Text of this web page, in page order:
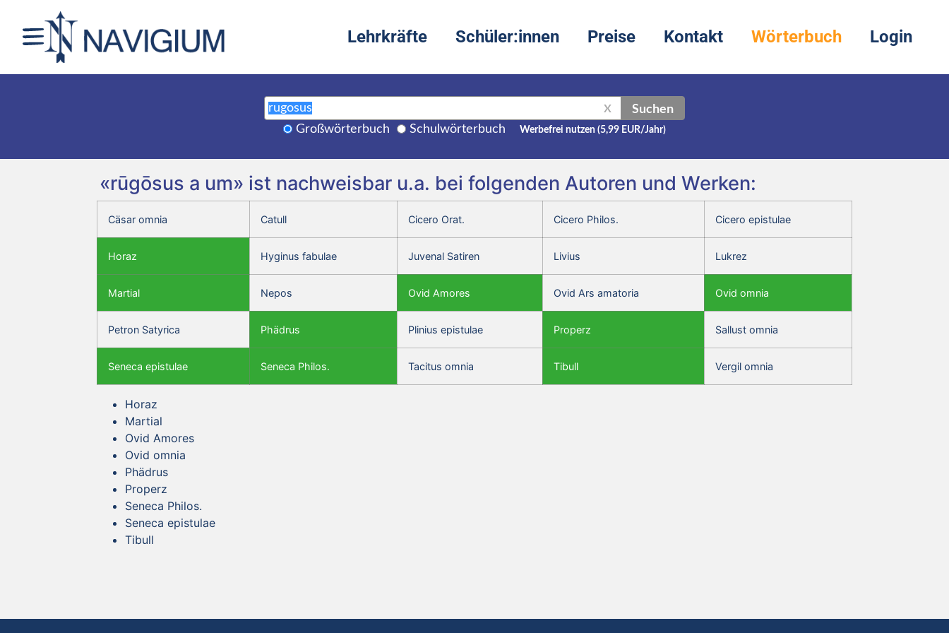
Lehrkräfte Schüler:innen Preise Kontakt Wörterbuch Login
X Suchen
Großwörterbuch Schulwörterbuch Werbefrei nutzen (5,99 EUR/Jahr)
«rūgōsus a um» ist nachweisbar u.a. bei folgenden Autoren und Werken:
Cäsar omnia Catull Cicero Orat. Cicero Philos. Cicero epistulae
Horaz Hyginus fabulae Juvenal Satiren Livius Lukrez
Martial Nepos Ovid Amores Ovid Ars amatoria Ovid omnia
Petron Satyrica Phädrus Plinius epistulae Properz Sallust omnia
Seneca epistulae Seneca Philos. Tacitus omnia Tibull Vergil omnia
Horaz
Martial
Ovid Amores
Ovid omnia
Phädrus
Properz
Seneca Philos.
Seneca epistulae
Tibull